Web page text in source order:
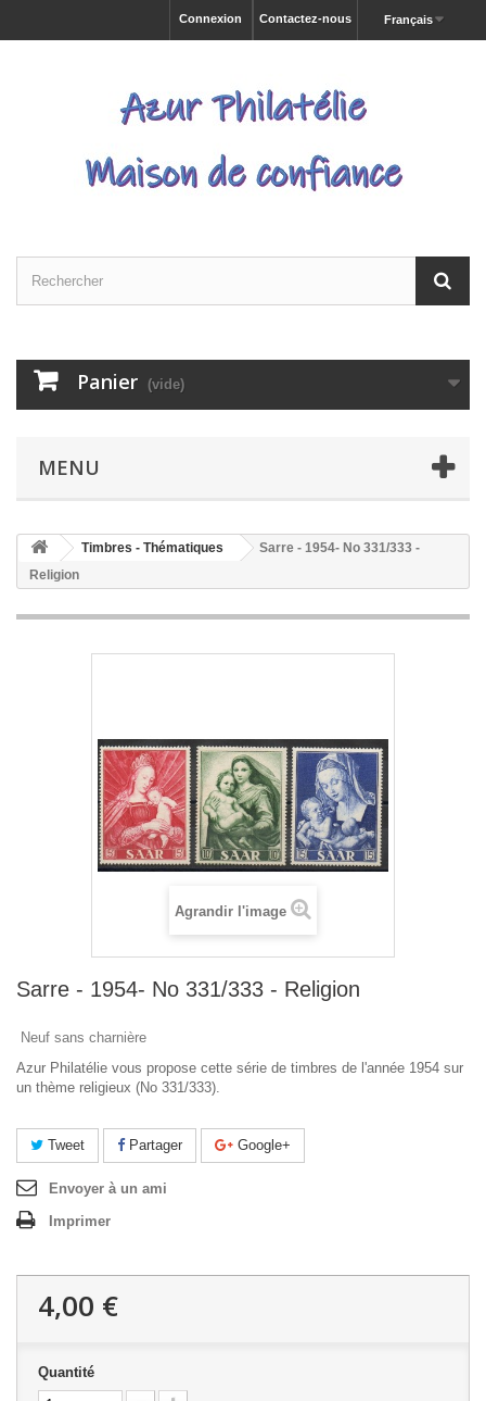
Français
Contactez-nous
Connexion
Panier (vide)
MENU
Timbres - Thématiques
Sarre - 1954- No 331/333 -
Religion
Agrandir l'image
Sarre - 1954- No 331/333 - Religion
Neuf sans charnière
Azur Philatélie vous propose cette série de timbres de l'année 1954 sur
un thème religieux (No 331/333).
Tweet Partager Google+
Envoyer à un ami
Imprimer
4,00 €
Quantité